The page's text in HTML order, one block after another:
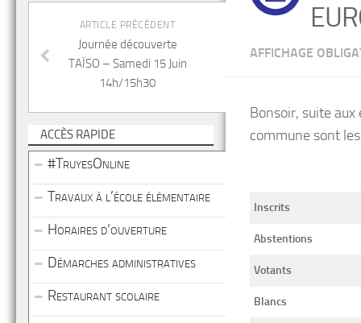
AFFICHAGE
Bonsoir, suite
commune sont
Inscrits
Abstentions
Votants
Blancs
ARTICLE PRÉCÉDENT
Journée découverte
TAÏSO – Samedi 15 Juin
14h/15h30
ACCÈS RAPIDE
#TruyesOnline
Travaux à l’école élémentaire
Horaires d’ouverture
Démarches administratives
Restaurant scolaire